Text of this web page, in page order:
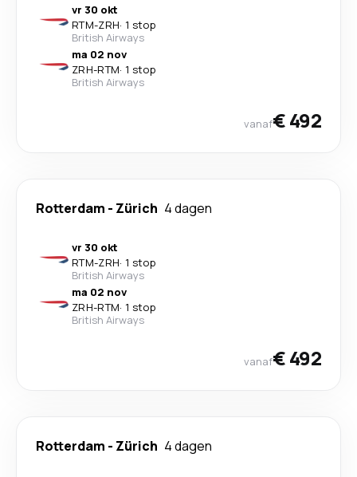
vr 30 okt
RTM-ZRH· 1 stop
British Airways
ma 02 nov
ZRH-RTM· 1 stop
British Airways
vanaf€ 492
Rotterdam - Zürich 4 dagen
vr 30 okt
RTM-ZRH· 1 stop
British Airways
ma 02 nov
ZRH-RTM· 1 stop
British Airways
vanaf€ 492
Rotterdam - Zürich 4 dagen